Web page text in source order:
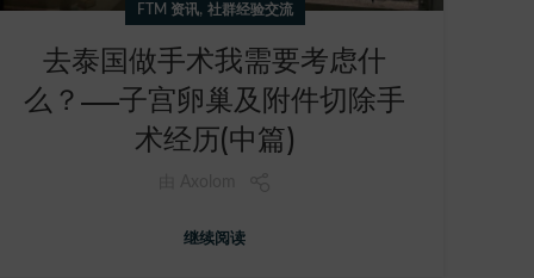
FTM 资讯, 社群经验交流
去泰国做手术我需要考虑什
么？——子宫卵巢及附件切除手
术经历(中篇)
继续阅读